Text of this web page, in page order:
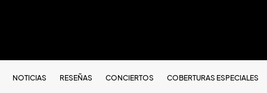
NOTICIAS RESEÑAS CONCIERTOS COBERTURAS ESPECIALES